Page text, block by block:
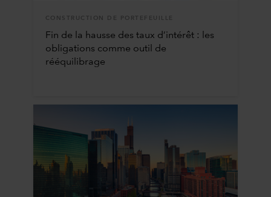
CONSTRUCTION DE PORTEFEUILLE
Fin de la hausse des taux d’intérêt : les
obligations comme outil de
rééquilibrage